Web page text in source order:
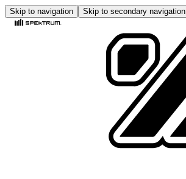
Skip to navigation Skip to secondary navigation